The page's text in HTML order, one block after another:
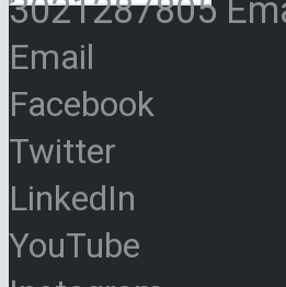
3021287805
Email
Facebook
Twitter
LinkedIn
YouTube